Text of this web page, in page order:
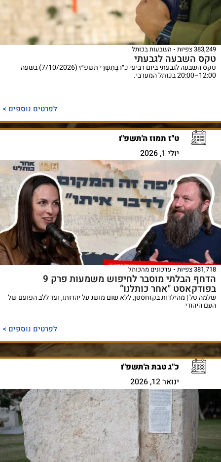
383,249 צפיות השבעות בכותל
טקס השבעה לגבעתי
טקס השבעה לגבעתי ביום רביעי כ״ו בְּתִשְׁרֵי תשפ״ז (7/10/2026) בשעה
12:00–20:00 בכותל המערבי.
לפרטים נוספים >
ט"ז תמוז ה'תשפ"ו
יולי 1, 2026
381,718 צפיות עדכונים מהכותל
הדחף הבלתי מוסבר לחיפוש משמעות פרק 9
בפודקאסט "אחר כותלנו”
שלמה טל | מהילדות בקזחסטן, ללא שום מושג על יהדותו, ועד ללב הפועם של
העם היהודי
לפרטים נוספים >
כ"ג טבת ה'תשפ"ו
ינואר 12, 2026